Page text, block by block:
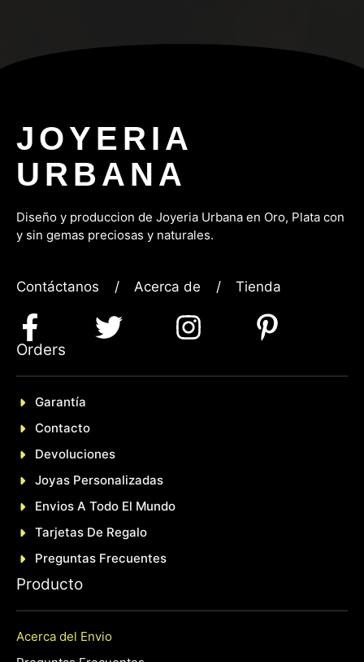
JOYERIA
URBANA
Diseño y produccion de Joyeria Urbana en Oro, Plata con
y sin gemas preciosas y naturales.
Contáctanos / Acerca de / Tienda
Orders
Garantía
Contacto
Devoluciones
Joyas Personalizadas
EnVios A Todo El Mundo
Tarjetas De Regalo
Preguntas Frecuentes
Producto
Acerca del Envio